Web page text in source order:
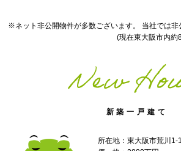
※ネット非公開物件が多数ございます。 当社では非
(現在東大阪市内約
New新築一戸建て
所在地：東大阪市荒川1-